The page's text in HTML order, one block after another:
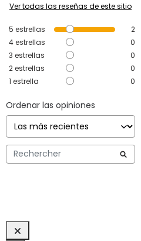
Ver todas las reseñas de este sitio
5 estrellas
2
4estrellas
0
3 estrellas
0
2estrellas
0
1 estrella 0
Ordenar las opiniones